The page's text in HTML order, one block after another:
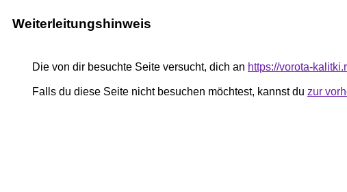
Weiterleitungshinweis
Die von dir besuchte Seite versucht, dich an https://vorota-
Falls du diese Seite nicht besuchen möchtest, kannst du zur